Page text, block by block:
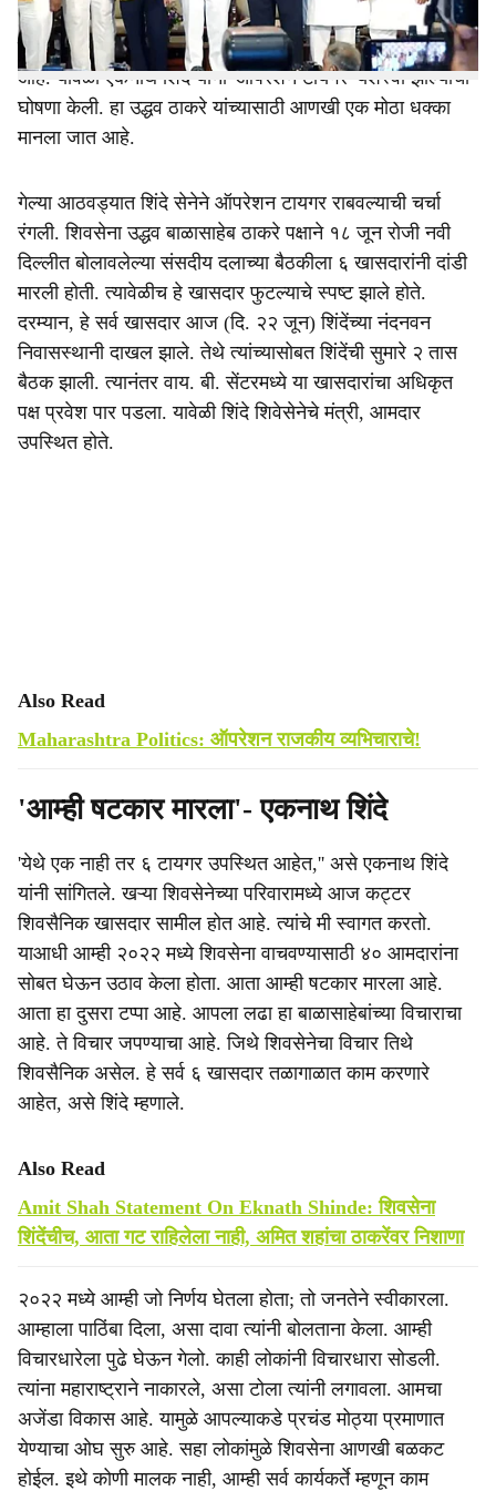
ओमराजे निंबाळकर, संजय दिना पाटील, नागेश पाटील आष्टीकर,
संजय देशमुख, भाऊसाहेब वाकचौरे आणि संजय जाधव यांचा समावेश
आहे. यावेळी एकनाथ शिंदे यांनी 'ऑपेरशन टायगर' यशस्वी झाल्याची
घोषणा केली. हा उद्धव ठाकरे यांच्यासाठी आणखी एक मोठा धक्का
मानला जात आहे.
गेल्या आठवड्यात शिंदे सेनेने ऑपरेशन टायगर राबवल्याची चर्चा
रंगली. शिवसेना उद्धव बाळासाहेब ठाकरे पक्षाने १८ जून रोजी नवी
दिल्लीत बोलावलेल्या संसदीय दलाच्या बैठकीला ६ खासदारांनी दांडी
मारली होती. त्यावेळीच हे खासदार फुटल्याचे स्पष्ट झाले होते.
दरम्यान, हे सर्व खासदार आज (दि. २२ जून) शिंदेंच्या नंदनवन
निवासस्थानी दाखल झाले. तेथे त्यांच्यासोबत शिंदेंची सुमारे २ तास
बैठक झाली. त्यानंतर वाय. बी. सेंटरमध्ये या खासदारांचा अधिकृत
पक्ष प्रवेश पार पडला. यावेळी शिंदे शिवेसेनेचे मंत्री, आमदार
उपस्थित होते.
Also Read
Maharashtra Politics: ऑपरेशन राजकीय व्यभिचाराचे!
'आम्ही षटकार मारला'- एकनाथ शिंदे
'येथे एक नाही तर ६ टायगर उपस्थित आहेत,'' असे एकनाथ शिंदे
यांनी सांगितले. खऱ्या शिवसेनेच्या परिवारामध्ये आज कट्टर
शिवसैनिक खासदार सामील होत आहे. त्यांचे मी स्वागत करतो.
याआधी आम्ही २०२२ मध्ये शिवसेना वाचवण्यासाठी ४० आमदारांना
सोबत घेऊन उठाव केला होता. आता आम्ही षटकार मारला आहे.
आता हा दुसरा टप्पा आहे. आपला लढा हा बाळासाहेबांच्या विचाराचा
आहे. ते विचार जपण्याचा आहे. जिथे शिवसेनेचा विचार तिथे
शिवसैनिक असेल. हे सर्व ६ खासदार तळागाळात काम करणारे
आहेत, असे शिंदे म्हणाले.
Also Read
Amit Shah Statement On Eknath Shinde: शिवसेना
शिंदेंचीच, आता गट राहिलेला नाही, अमित शहांचा ठाकरेंवर निशाणा
२०२२ मध्ये आम्ही जो निर्णय घेतला होता; तो जनतेने स्वीकारला.
आम्हाला पाठिंबा दिला, असा दावा त्यांनी बोलताना केला. आम्ही
विचारधारेला पुढे घेऊन गेलो. काही लोकांनी विचारधारा सोडली.
त्यांना महाराष्ट्राने नाकारले, असा टोला त्यांनी लगावला. आमचा
अजेंडा विकास आहे. यामुळे आपल्याकडे प्रचंड मोठ्या प्रमाणात
येण्याचा ओघ सुरु आहे. सहा लोकांमुळे शिवसेना आणखी बळकट
होईल. इथे कोणी मालक नाही, आम्ही सर्व कार्यकर्ते म्हणून काम